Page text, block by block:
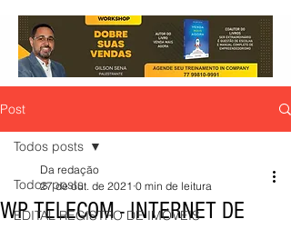
Post
Todos posts
EDITAL REGISTRO DE IMÓVEIS
Todos posts
WP TELECOM - INTERNET DE
Da redação
27 de out. de 2021 0 min de leitura